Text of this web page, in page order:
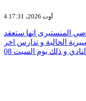
4 أوت 2026، 17:31
المنستيرى انها ستعقد
الحالية و تدارس اخر